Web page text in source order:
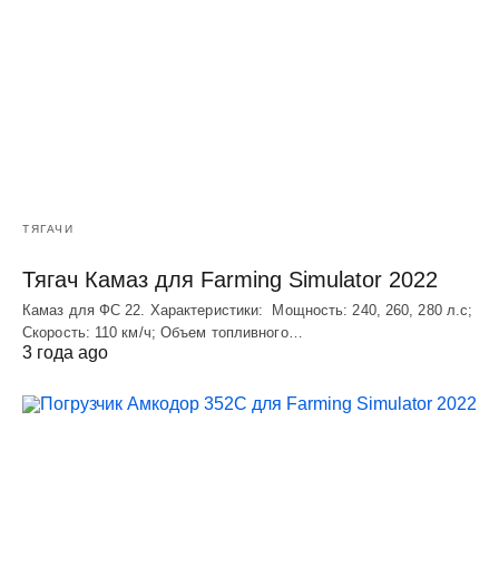
ТЯГАЧИ
Тягач Камаз для Farming Simulator 2022
Камаз для ФС 22. Характеристики: Мощность: 240, 260, 280 л.с;
Скорость: 110 км/ч; Объем топливного…
3 года ago